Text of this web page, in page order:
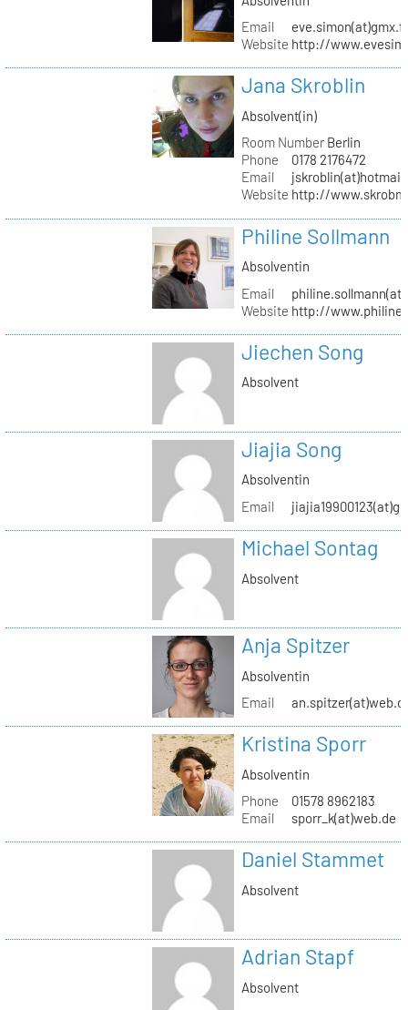
Email
eve.simon(at)gmx.fr
Website http://
Jana Skroblin
Absolvent(in)
Room NumberBerlin
Phone
0178 2176472
Email
Website http://
Philine Sollmann
Absolventin
Email
Website http://
Jiechen Song
Absolvent
Jiajia Song
Absolventin
Email
Michael Sontag
Absolvent
Anja Spitzer
Absolventin
Email
Kristina Sporr
Absolventin
Phone
01578 8962183
Email
sporr_k(at)web.de
Daniel Stammet
Absolvent
Adrian Stapf
Absolvent